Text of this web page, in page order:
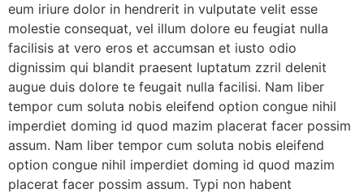
eum iriure dolor in hendrerit in vulputate velit esse
molestie consequat, vel illum dolore eu feugiat nulla
facilisis at vero eros et accumsan et iusto odio
dignissim qui blandit praesent luptatum zzril delenit
augue duis dolore te feugait nulla facilisi. Nam liber
tempor cum soluta nobis eleifend option congue nihil
imperdiet doming id quod mazim placerat facer possim
assum. Nam liber tempor cum soluta nobis eleifend
option congue nihil imperdiet doming id quod mazim
placerat facer possim assum. Typi non habent